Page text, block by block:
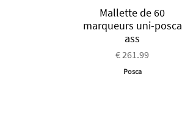
Mallette de 60
marqueurs uni-posca
ass
€ 261.99
Posca